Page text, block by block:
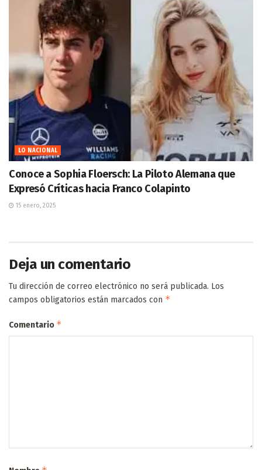
LO NACIONAL
Conoce a Sophia Floersch: La Piloto Alemana que
Expresó Críticas hacia Franco Colapinto
15 enero, 2025
Deja un comentario
Tu dirección de correo electrónico no será publicada. Los
campos obligatorios están marcados con *
Comentario *